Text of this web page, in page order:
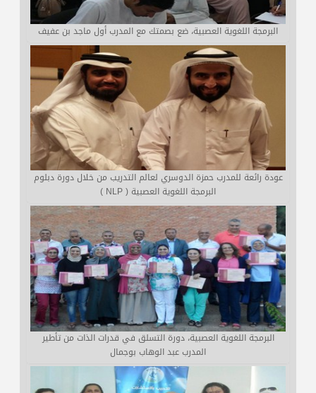
البرمجة اللغوية العصبية، ضع بصمتك مع المدرب أول ماجد بن عفيف
عودة رائعة للمدرب حمزة الدوسري لعالم التدريب من خلال دورة دبلوم
البرمجة اللغوية العصبية ( NLP )
البرمجة اللغوية العصبية، دورة التسلق في قدرات الذات من تأطير
المدرب عبد الوهاب بوجمال